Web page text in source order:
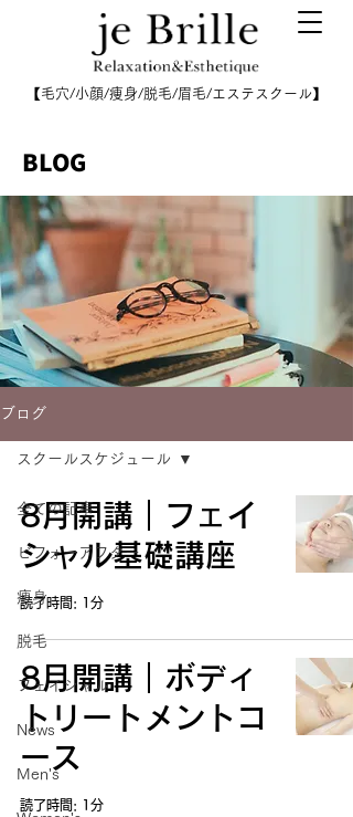
【毛穴/小顔/痩身/脱毛/眉毛/エステスクール】
ブログ
全ての記事
ビフォーアフター
痩身
脱毛
フェイシャル
News
Men's
スクールスケジュール
8月開講｜フェイ
シャル基礎講座
読了時間: 1分
8月開講｜ボディ
トリートメントコ
ース
読了時間: 1分
BLOG